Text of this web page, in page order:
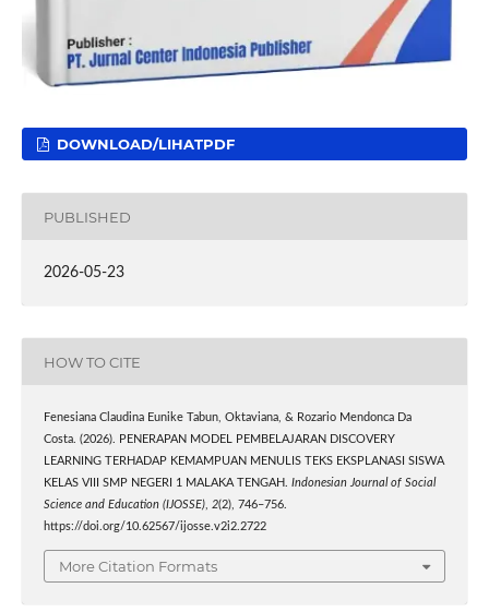
DOWNLOAD/LIHATPDF
PUBLISHED
2026-05-23
HOW TO CITE
Fenesiana Claudina Eunike Tabun, Oktaviana, & Rozario Mendonca Da
Costa. (2026). PENERAPAN MODEL PEMBELAJARAN DISCOVERY
LEARNING TERHADAP KEMAMPUAN MENULIS TEKS EKSPLANASI SISWA
KELAS VIII SMP NEGERI 1 MALAKA TENGAH. Indonesian Journal of Social
Science and Education (IJOSSE), 2(2), 746–756.
https://doi.org/10.62567/ijosse.v2i2.2722
More Citation Formats